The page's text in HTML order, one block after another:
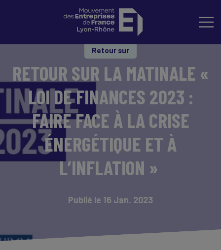
Retour sur
RETOUR SUR LA MATINALE «
LOI DE FINANCES 2023 :
FAIRE FACE À LA CRISE
ÉNERGÉTIQUE ET À
L’INFLATION »
Publié le 16 Jan. 2023